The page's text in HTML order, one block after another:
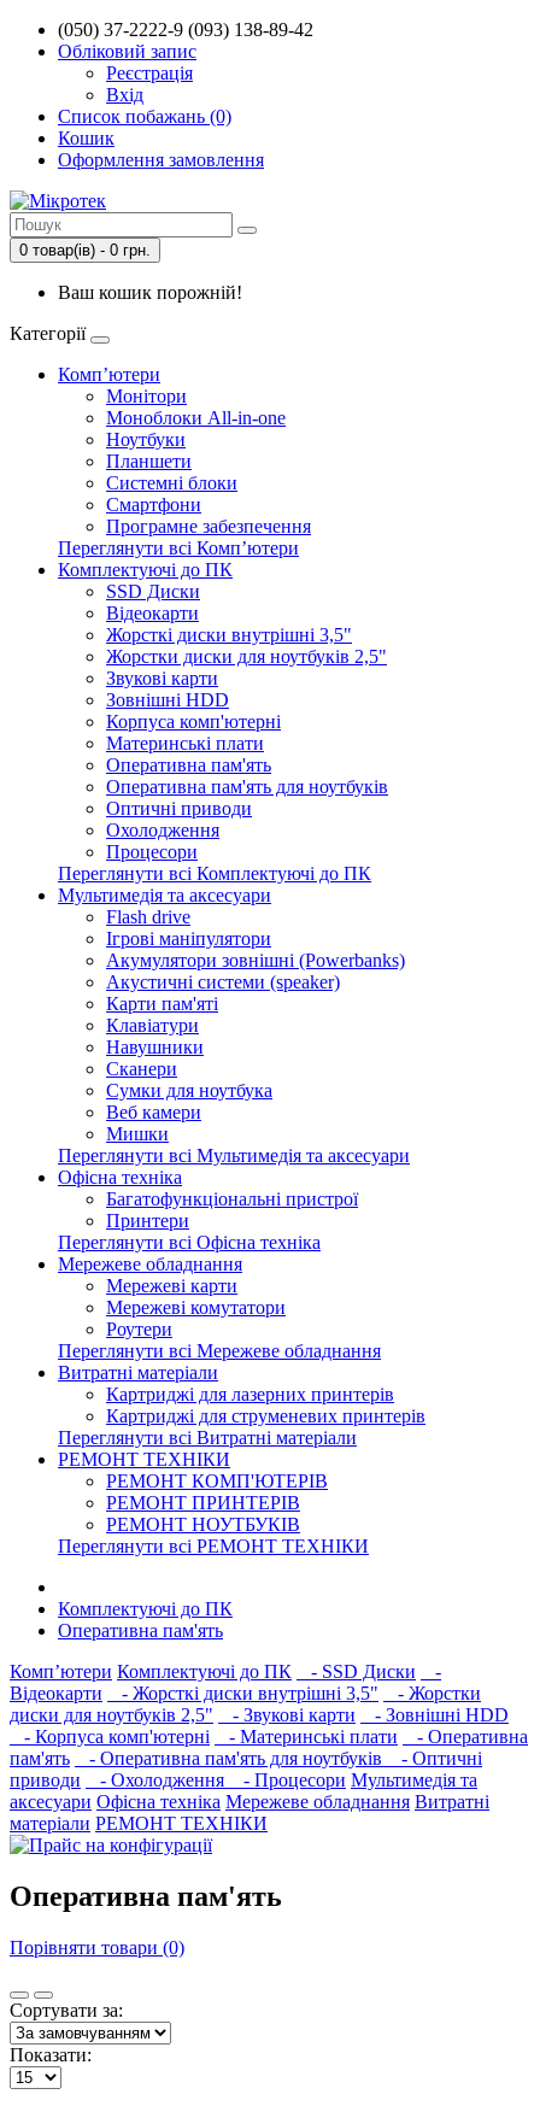
(050) 37-2222-9 (093) 138-89-42
Обліковий запис
Реєстрація
Вхід
Список побажань (0)
Кошик
Оформлення замовлення
0 товар(ів) - 0 грн.
Ваш кошик порожній!
Категорії
Комп’ютери
Монітори
Моноблоки All-in-one
Ноутбуки
Планшети
Системні блоки
Смартфони
Програмне забезпечення
Переглянути всі Комп’ютери
Комплектуючі до ПК
SSD Диски
Відеокарти
Жорсткі диски внутрішні 3,5"
Жорстки диски для ноутбуків 2,5"
Звукові карти
Зовнішні HDD
Корпуса комп'ютерні
Материнські плати
Оперативна пам'ять
Оперативна пам'ять для ноутбуків
Оптичні приводи
Охолодження
Процесори
Переглянути всі Комплектуючі до ПК
Мультимедія та аксесуари
Flash drive
Ігрові маніпулятори
Акумулятори зовнішні (Powerbanks)
Акустичні системи (speaker)
Карти пам'яті
Клавіатури
Навушники
Сканери
Сумки для ноутбука
Веб камери
Мишки
Переглянути всі Мультимедія та аксесуари
Офісна техніка
Багатофункціональні пристрої
Принтери
Переглянути всі Офісна техніка
Мережеве обладнання
Мережеві карти
Мережеві комутатори
Роутери
Переглянути всі Мережеве обладнання
Витратні матеріали
Картриджі для лазерних принтерів
Картриджі для струменевих принтерів
Переглянути всі Витратні матеріали
РЕМОНТ ТЕХНІКИ
РЕМОНТ КОМП'ЮТЕРІВ
РЕМОНТ ПРИНТЕРІВ
РЕМОНТ НОУТБУКІВ
Переглянути всі РЕМОНТ ТЕХНІКИ
Комплектуючі до ПК
Оперативна пам'ять
Комп’ютери Комплектуючі до ПК - SSD Диски
-
Відеокарти
- Жорсткі диски внутрішні 3,5"
- Жорстки
диски для ноутбуків 2,5"
- Звукові карти
- Зовнішні HDD
- Корпуса комп'ютерні
- Материнські плати
- Оперативна
пам'ять
- Оперативна пам'ять для ноутбуків
- Оптичні
приводи
- Охолодження - Процесори Мультимедія та
аксесуари Офісна техніка Мережеве обладнання Витратні
матеріали РЕМОНТ ТЕХНІКИ
Оперативна пам'ять
Порівняти товари (0)
Сортувати за:
Показати: